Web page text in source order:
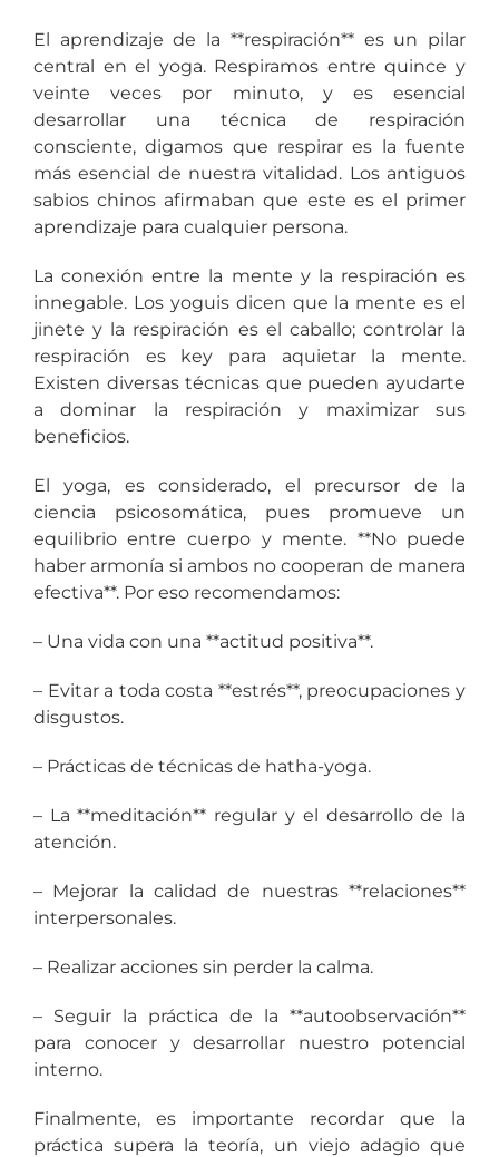
El aprendizaje de la **respiración** es un pilar
central en el yoga. Respiramos entre quince y
veinte veces por minuto, y es esencial
desarrollar una técnica de respiración
consciente, digamos que respirar es la fuente
más esencial de nuestra vitalidad. Los antiguos
sabios chinos afirmaban que este es el primer
aprendizaje para cualquier persona.
La conexión entre la mente y la respiración es
innegable. Los yoguis dicen que la mente es el
jinete y la respiración es el caballo; controlar la
respiración es key para aquietar la mente.
Existen diversas técnicas que pueden ayudarte
a dominar la respiración y maximizar sus
beneficios.
El yoga, es considerado, el precursor de la
ciencia psicosomática, pues promueve un
equilibrio entre cuerpo y mente. **No puede
haber armonía si ambos no cooperan de manera
efectiva**. Por eso recomendamos:
– Una vida con una **actitud positiva**.
– Evitar a toda costa **estrés**, preocupaciones y
disgustos.
– Prácticas de técnicas de hatha-yoga.
– La **meditación** regular y el desarrollo de la
atención.
– Mejorar la calidad de nuestras **relaciones**
interpersonales.
– Realizar acciones sin perder la calma.
– Seguir la práctica de la **autoobservación**
para conocer y desarrollar nuestro potencial
interno.
Finalmente, es importante recordar que la
práctica supera la teoría, un viejo adagio que